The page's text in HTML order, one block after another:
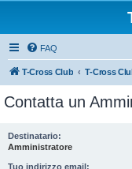
FAQ
T-Cross Club T-Cross
Contatta un
Destinatario:
Amministratore
Tuo indirizzo email: